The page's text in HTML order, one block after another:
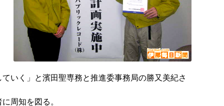
いく」と濱田聖専務と推進委事務局の勝又美紀さ
周知を図る。